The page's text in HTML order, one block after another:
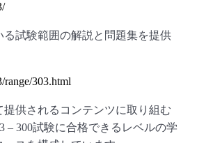
る試験範囲の解説と問題集を提供
range/303.html
提供されるコンテンツに取り組む
– 300試験に合格できるレベルの学